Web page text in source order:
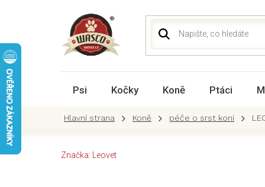
Psi Kočky Koně Ptáci
Koně péče o srst koní
Značka: Leovet